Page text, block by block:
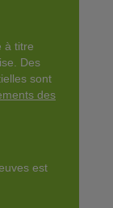
à titre
Des
sont
des
est